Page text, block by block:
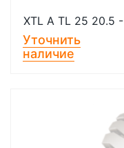
XTL A TL 25 20.5 -
Уточнить
наличие